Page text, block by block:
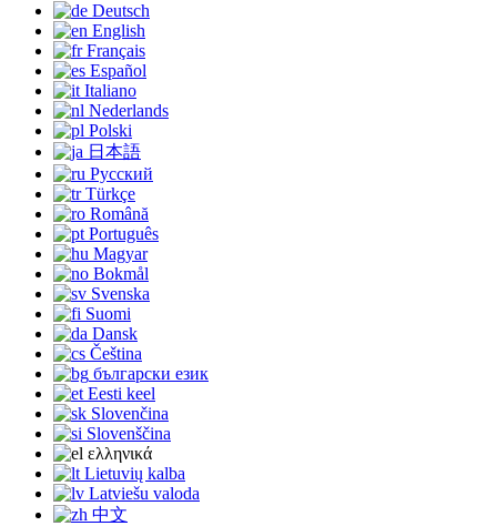
Deutsch
English
Français
Español
Italiano
Nederlands
Polski
日本語
Русский
Türkçe
Română
Português
Magyar
Bokmål
Svenska
Suomi
Dansk
Čeština
български език
Eesti keel
Slovenčina
Slovenščina
ελληνικά
Lietuvių kalba
Latviešu valoda
中文